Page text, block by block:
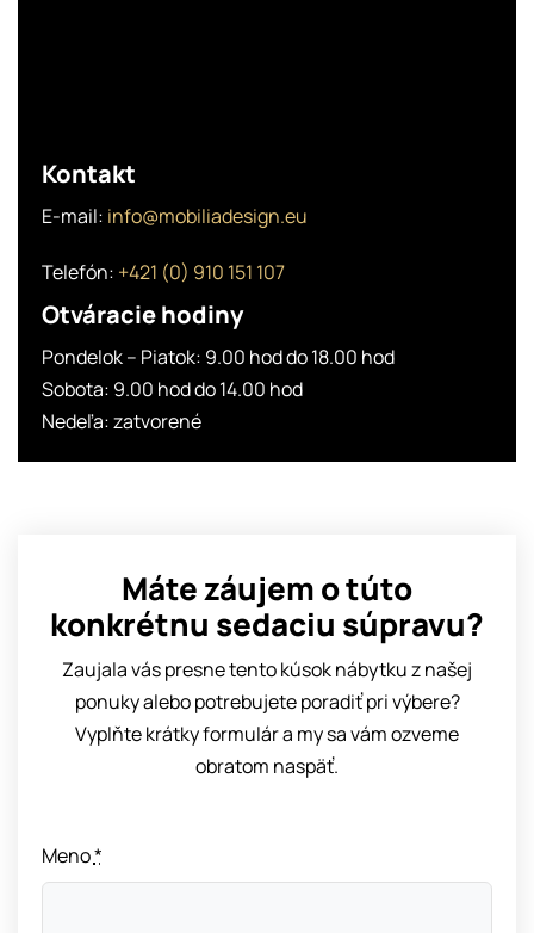
Kontakt
E-mail: info@mobiliadesign.eu
Telefón: +421 (0) 910 151 107
Otváracie hodiny
Pondelok – Piatok: 9.00 hod do 18.00 hod
Sobota: 9.00 hod do 14.00 hod
Nedeľa: zatvorené
Máte záujem o túto
konkrétnu sedaciu súpravu?
Zaujala vás presne tento kúsok nábytku z našej
ponuky alebo potrebujete poradiť pri výbere?
Vyplňte krátky formulár a my sa vám ozveme
obratom naspäť.
Meno*